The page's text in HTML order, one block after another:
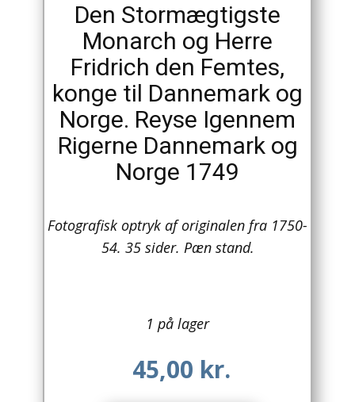
Antikviteter
Arkæologi
Arkitektur
Asien
Australien
Børn / Unge
Den Stormægtigste
Monarch og Herre
Fridrich den Femtes,
konge til Dannemark og
Norge. Reyse Igennem
Rigerne Dannemark og
Norge 1749
Fotografisk optryk af originalen fra 1750-
54. 35 sider. Pæn stand.
1 på lager
45,00 kr.